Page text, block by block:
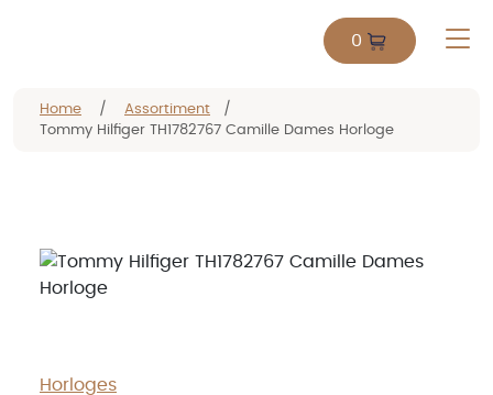
0
Home / Assortiment
/
Tommy Hilfiger TH1782767 Camille Dames Horloge
Horloges